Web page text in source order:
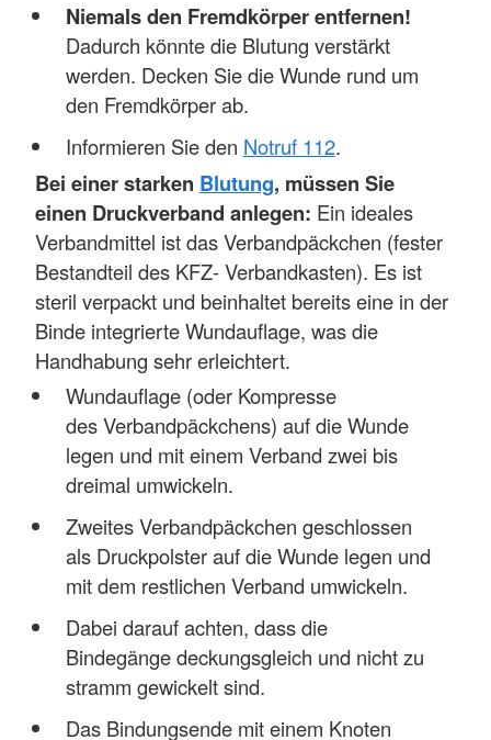
Niemals den Fremdkörper entfernen!
Dadurch könnte die Blutung verstärkt
werden. Decken Sie die Wunde rund um
den Fremdkörper ab.
Informieren Sie den Notruf 112.
Bei einer starken Blutung, müssen Sie
einen Druckverband anlegen: Ein ideales
Verbandmittel ist das Verbandpäckchen (fester
Bestandteil des KFZ- Verbandkasten). Es ist
steril verpackt und beinhaltet bereits eine in der
Binde integrierte Wundauflage, was die
Handhabung sehr erleichtert.
Wundauflage (oder Kompresse
des Verbandpäckchens) auf die Wunde
legen und mit einem Verband zwei bis
dreimal umwickeln.
Zweites Verbandpäckchen geschlossen
als Druckpolster auf die Wunde legen und
mit dem restlichen Verband umwickeln.
Dabei darauf achten, dass die
Bindegänge deckungsgleich und nicht zu
stramm gewickelt sind.
Das Bindungsende mit einem Knoten